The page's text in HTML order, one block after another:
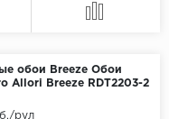
обои Breeze Обои
Allori Breeze RDT2203-2
рул